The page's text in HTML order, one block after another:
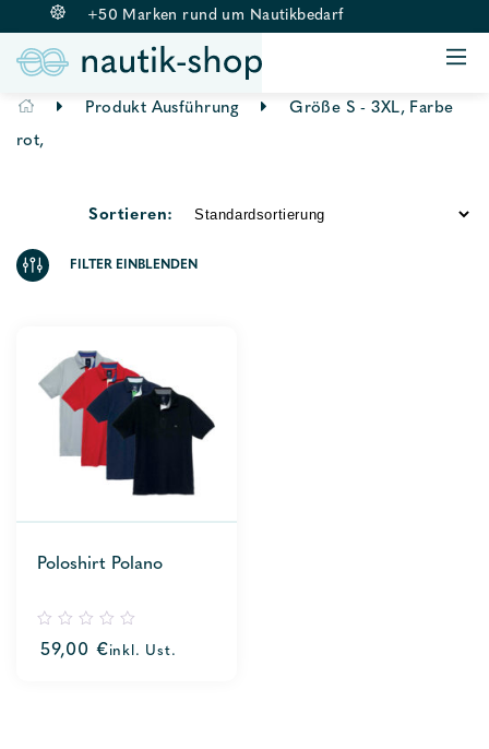
Springe
zum
+50 Marken rund um Nautikbedarf
ANKERN & BELEGEN
BOJE & FENDER
RETTUNGSWESTEN
BEKLEIDUNG
ZUBEHÖR
Produkt Ausführung
Größe S - 3XL, Farbe
rot,
FILTER EINBLENDEN
Sortieren:
Poloshirt Polano
out
59,00 €inkl. Ust.